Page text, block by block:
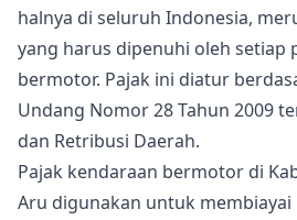
halnya di seluruh Indonesia,
yang harus dipenuhi oleh setiap
bermotor. Pajak ini diatur
Undang Nomor 28 Tahun 2009
dan Retribusi Daerah.
Pajak kendaraan bermotor di
Aru digunakan untuk